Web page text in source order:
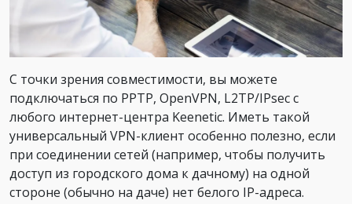
С точки зрения совместимости, вы можете
подключаться по PPTP, OpenVPN, L2TP/IPsec с
любого интернет-центра Keenetic. Иметь такой
универсальный VPN-клиент особенно полезно, если
при соединении сетей (например, чтобы получить
доступ из городского дома к дачному) на одной
стороне (обычно на даче) нет белого IP-адреса.